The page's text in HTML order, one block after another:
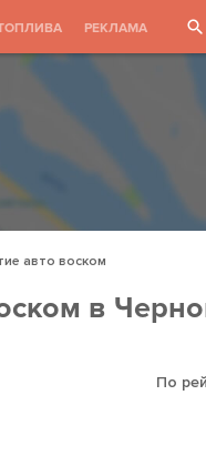
РЕКЛАМА
авто воском
в
По